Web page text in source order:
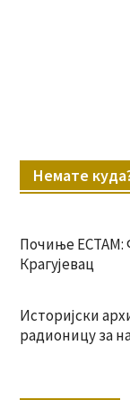
Немате
Почиње ЕСТАМ:
Крагујевац
Историјски
радионицу за